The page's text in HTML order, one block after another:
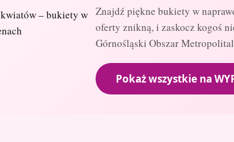
Znajdź piękne bukiety w
oferty znikną, i zaskocz kogoś
Górnośląski Obszar
Pokaż wszystkie na